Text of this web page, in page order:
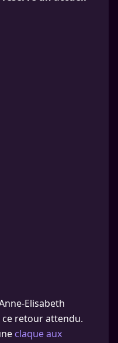
Elisabeth
retour attendu.
claque aux